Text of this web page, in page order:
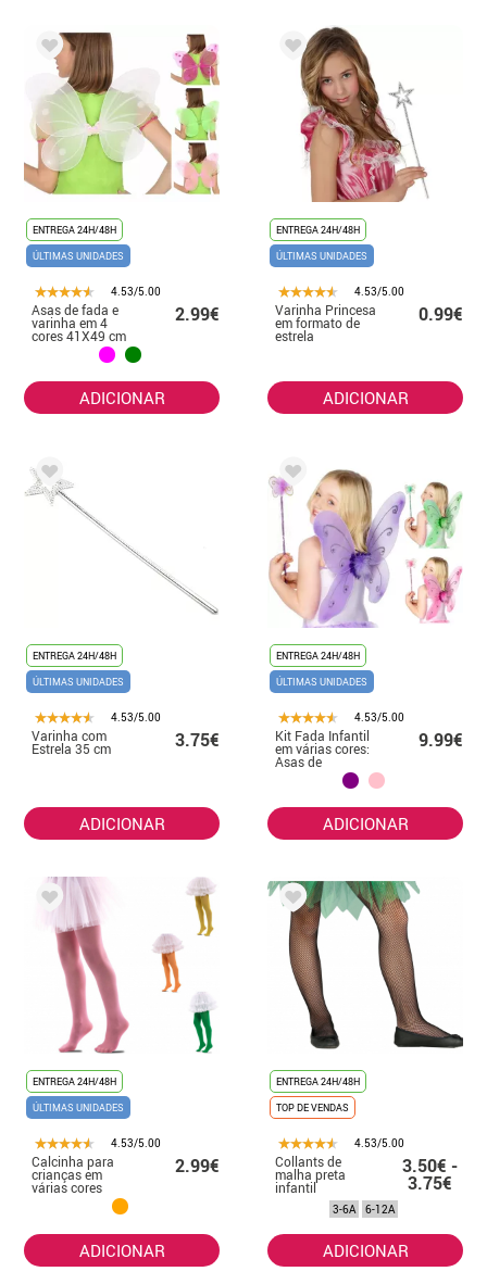
ENTREGA 24H/48H
ÚLTIMAS UNIDADES
4.53/5.00
Asas de fada e
varinha em 4
cores 41X49 cm
2.99€
ADICIONAR
ENTREGA 24H/48H
ÚLTIMAS UNIDADES
4.53/5.00
Varinha Princesa
em formato de
estrela
0.99€
ADICIONAR
ENTREGA 24H/48H
ÚLTIMAS UNIDADES
4.53/5.00
Varinha com
Estrela 35 cm 3.75€
ADICIONAR
ENTREGA 24H/48H
ÚLTIMAS UNIDADES
4.53/5.00
Kit Fada Infantil
em várias cores:
Asas de
Varinha Mágica
9.99€
ADICIONAR
ENTREGA 24H/48H
ÚLTIMAS UNIDADES
4.53/5.00
Calcinha para
crianças em
várias cores
2.99€
ADICIONAR
ENTREGA 24H/48H
TOP DE VENDAS
4.53/5.00
Collants de
malha preta
infantil
3.50€ -
3.75€
3-6A 6-12A
ADICIONAR